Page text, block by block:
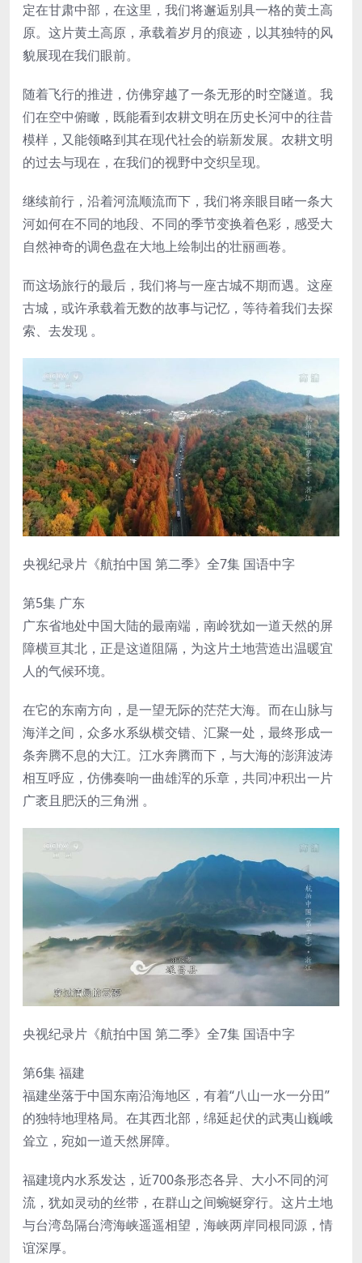
定在甘肃中部，在这里，我们将邂逅别具一格的黄土高
原。这片黄土高原，承载着岁月的痕迹，以其独特的风
貌展现在我们眼前。
随着飞行的推进，仿佛穿越了一条无形的时空隧道。我
们在空中俯瞰，既能看到农耕文明在历史长河中的往昔
模样，又能领略到其在现代社会的崭新发展。农耕文明
的过去与现在，在我们的视野中交织呈现。
继续前行，沿着河流顺流而下，我们将亲眼目睹一条大
河如何在不同的地段、不同的季节变换着色彩，感受大
自然神奇的调色盘在大地上绘制出的壮丽画卷。
而这场旅行的最后，我们将与一座古城不期而遇。这座
古城，或许承载着无数的故事与记忆，等待着我们去探
索、去发现 。
央视纪录片《航拍中国 第二季》全7集 国语中字
第5集 广东
广东省地处中国大陆的最南端，南岭犹如一道天然的屏
障横亘其北，正是这道阻隔，为这片土地营造出温暖宜
人的气候环境。
在它的东南方向，是一望无际的茫茫大海。而在山脉与
海洋之间，众多水系纵横交错、汇聚一处，最终形成一
条奔腾不息的大江。江水奔腾而下，与大海的澎湃波涛
相互呼应，仿佛奏响一曲雄浑的乐章，共同冲积出一片
广袤且肥沃的三角洲 。
央视纪录片《航拍中国 第二季》全7集 国语中字
第6集 福建
福建坐落于中国东南沿海地区，有着“八山一水一分田”
的独特地理格局。在其西北部，绵延起伏的武夷山巍峨
耸立，宛如一道天然屏障。
福建境内水系发达，近700条形态各异、大小不同的河
流，犹如灵动的丝带，在群山之间蜿蜒穿行。这片土地
与台湾岛隔台湾海峡遥遥相望，海峡两岸同根同源，情
谊深厚。